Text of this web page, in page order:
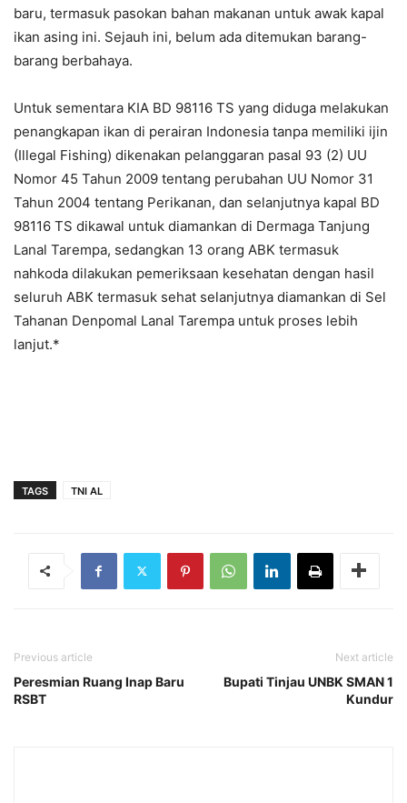
baru, termasuk pasokan bahan makanan untuk awak kapal
ikan asing ini. Sejauh ini, belum ada ditemukan barang-
barang berbahaya.
Untuk sementara KIA BD 98116 TS yang diduga melakukan
penangkapan ikan di perairan Indonesia tanpa memiliki ijin
(Illegal Fishing) dikenakan pelanggaran pasal 93 (2) UU
Nomor 45 Tahun 2009 tentang perubahan UU Nomor 31
Tahun 2004 tentang Perikanan, dan selanjutnya kapal BD
98116 TS dikawal untuk diamankan di Dermaga Tanjung
Lanal Tarempa, sedangkan 13 orang ABK termasuk
nahkoda dilakukan pemeriksaan kesehatan dengan hasil
seluruh ABK termasuk sehat selanjutnya diamankan di Sel
Tahanan Denpomal Lanal Tarempa untuk proses lebih
lanjut.*
TAGS TNI AL
Previous article
Peresmian Ruang Inap Baru
RSBT
Next article
Bupati Tinjau UNBK SMAN 1
Kundur